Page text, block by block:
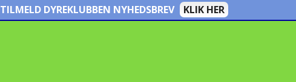
TILMELD DYREKLUBBEN NYHEDSBREV KLIK HER